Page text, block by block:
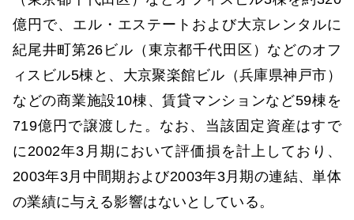
億円で、エル・エステートおよび大京レンタルに
紀尾井町第26ビル（東京都千代田区）などのオフ
ィスビル5棟と、大京聚楽館ビル（兵庫県神戸市）
などの商業施設10棟、賃貸マンションなど59棟を
719億円で譲渡した。なお、当該固定資産はすで
に2002年3月期において評価損を計上しており、
2003年3月中間期および2003年3月期の連結、単体
の業績に与える影響はないとしている。